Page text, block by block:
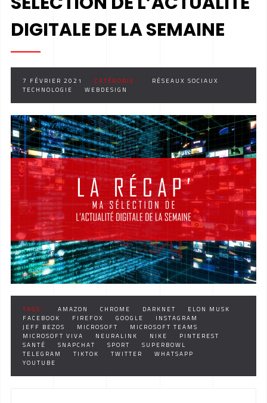
DIGITALE DE LA SEMAINE
7 FÉVRIER 2021 CATÉGORIE :
RÉSEAUX SOCIAUX
TECHNOLOGIE
WEBDESIGN
TAGS : AMAZON CHROME DARKNET
ELON MUSK
FACEBOOK
FIREFOX GOOGLE
INSTAGRAM
JEFF BEZOS
MICROSOFT
MICROSOFT TEAMS
MICROSOFT VIVA
NEURALINK NIKE
PINTEREST
SANTÉ
SNAPCHAT SPORT
SUPERBOWL
TELEGRAM
TIKTOK TWITTER
WHATSAPP
YOUTUBE